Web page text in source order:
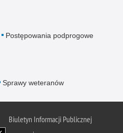
Postępowania podprogowe
Sprawy weteranów
Biuletyn Informacji Publicznej